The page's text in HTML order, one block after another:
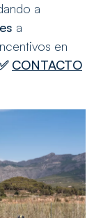
a
a
en
CONTACTO